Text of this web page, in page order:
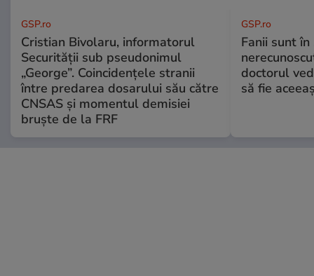
GSP.ro
Cristian Bivolaru, informatorul
Securității sub pseudonimul
„George”. Coincidențele stranii
între predarea dosarului său către
CNSAS și momentul demisiei
bruște de la FRF
GSP.ro
Fanii sunt în
doctorul
să fie